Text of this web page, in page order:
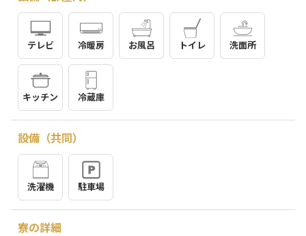
テレビ 冷暖房 お風呂 トイレ 洗面所
キッチン 冷蔵庫
設備（共同）
洗濯機 駐車場
寮の詳細